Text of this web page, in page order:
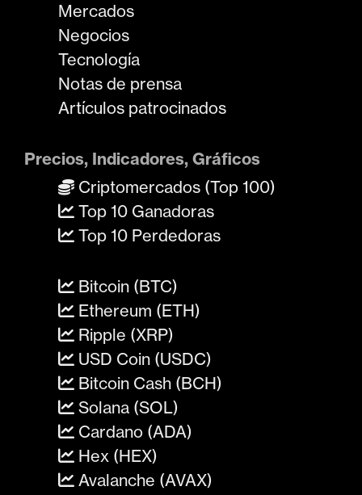
Mercados
Negocios
Tecnología
Notas de prensa
Artículos patrocinados
Precios, Indicadores, Gráficos
Criptomercados (Top 100)
Top 10 Ganadoras
Top 10 Perdedoras
Bitcoin (BTC)
Ethereum (ETH)
Ripple (XRP)
USD Coin (USDC)
Bitcoin Cash (BCH)
Solana (SOL)
Cardano (ADA)
Hex (HEX)
Avalanche (AVAX)